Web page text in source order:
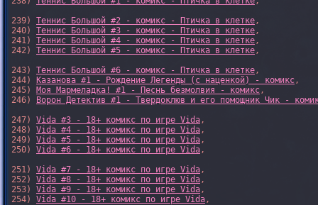
239) Теннис Большой #2 - комикс - Птичка в клетке,
240) Теннис Большой #3 - комикс - Птичка в клетке,
241) Теннис Большой #4 - комикс - Птичка в клетке,
242) Теннис Большой #5 - комикс - Птичка в клетке,
243) Теннис Большой #6 - комикс - Птичка в клетке,
244)
Казанова #1 - Рождение Легенды (с наценкой) - комикс,
245) Моя Мармеладка! #1 - Песнь безмолвия - комикс,
246)
Ворон Детектив #1 - Твердоклюв и его помощник Чик -
247) Vida #3 - 18+ комикс по игре Vida,
248) Vida #4 - 18+ комикс по игре Vida,
249) Vida #5 - 18+ комикс по игре Vida,
250) Vida #6 - 18+ комикс по игре Vida,
251) Vida #7 - 18+ комикс по игре Vida,
252) Vida #8 - 18+ комикс по игре Vida,
253) Vida #9 - 18+ комикс по игре Vida,
254) Vida #10 - 18+ комикс по игре Vida,